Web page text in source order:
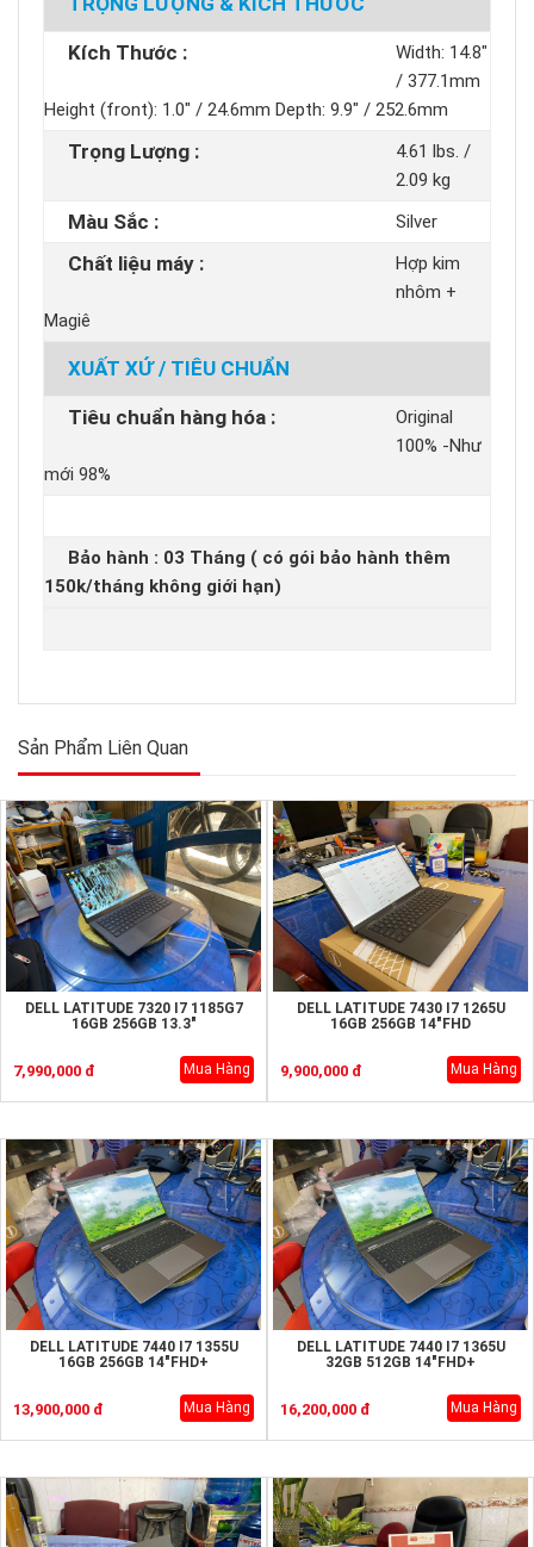
Kích Thước :
Width: 14.8"
/ 377.1mm
Height (front): 1.0" / 24.6mm Depth: 9.9" / 252.6mm
Trọng Lượng :
4.61 lbs. /
2.09 kg
Màu Sắc : Silver
Chất liệu máy :
Hợp kim
nhôm +
Magiê
XUẤT XỨ / TIÊU CHUẨN
Tiêu chuẩn hàng hóa :
Original
100% -Như
mới 98%
Bảo hành : 03 Tháng ( có gói bảo hành thêm
150k/tháng không giới hạn)
Sản Phẩm Liên Quan
DELL LATITUDE 7320 I7 1185G7
16GB 256GB 13.3"
7,990,000 đ Mua Hàng
DELL LATITUDE 7430 I7 1265U
16GB 256GB 14"FHD
9,900,000 đ Mua Hàng
DELL LATITUDE 7440 I7 1355U
16GB 256GB 14"FHD+
13,900,000 đ Mua Hàng
DELL LATITUDE 7440 I7 1365U
32GB 512GB 14"FHD+
16,200,000 đ Mua Hàng